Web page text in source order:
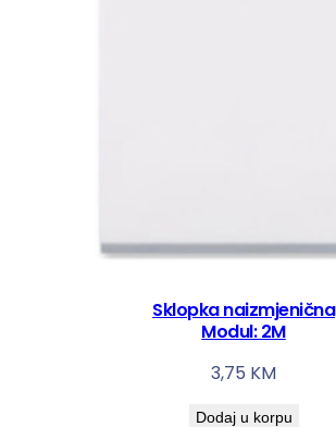
Sklopka naizmjenična
Modul: 2M
3,75 KM
Dodaj u korpu